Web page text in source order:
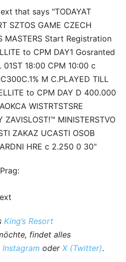
King’s Resort
findet alles
Instagram oder X (Twitter).